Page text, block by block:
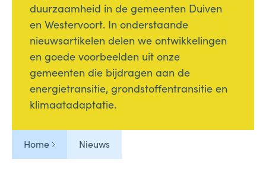
duurzaamheid in de gemeenten Duiven
en Westervoort. In onderstaande
nieuwsartikelen delen we ontwikkelingen
en goede voorbeelden uit onze
gemeenten die bijdragen aan de
energietransitie, grondstoffentransitie en
klimaatadaptatie.
Home Nieuws